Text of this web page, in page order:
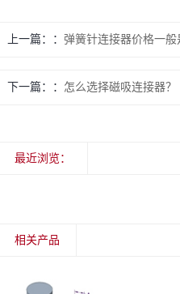
上一篇： 弹簧针连接器价格一般
下一篇： 怎么选择磁吸连接器？
最近浏览：
相关产品